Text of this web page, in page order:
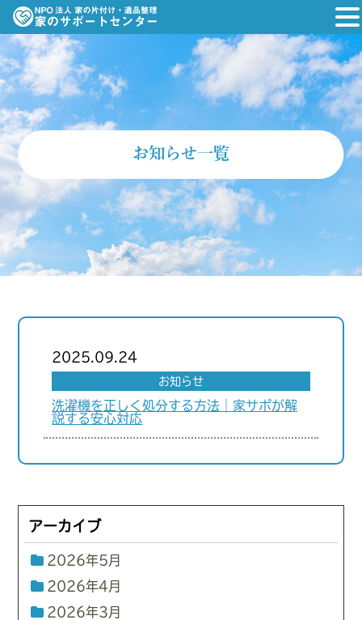
お知らせ一覧
2025.09.24
お知らせ
洗濯機を正しく処分する方法｜家サポが解
説する安心対応
アーカイブ
2026年5月
2026年4月
2026年3月